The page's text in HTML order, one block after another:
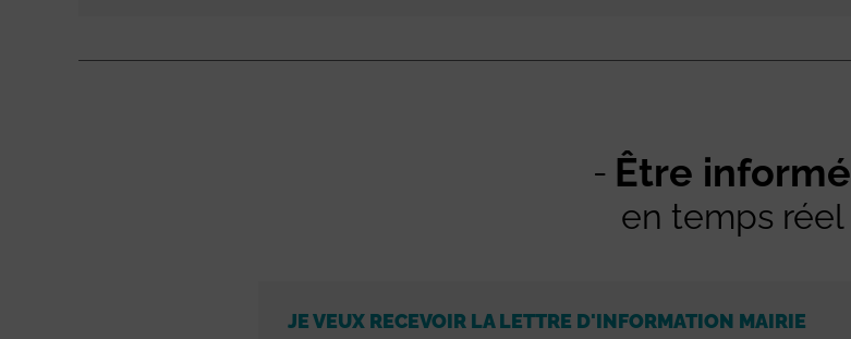
Être informé
en temps réel
JE VEUX RECEVOIR LA LETTRE D'INFORMATION MAIRIE